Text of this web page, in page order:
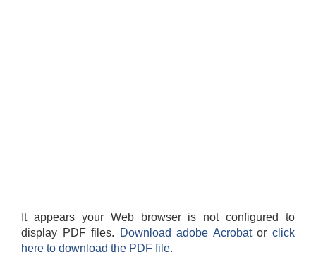
It appears your Web browser is not configured to
display PDF files.
Download adobe Acrobatorclick
here to download the PDF file.